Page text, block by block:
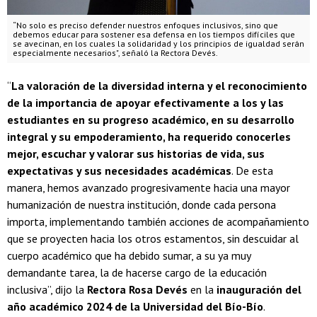
“No solo es preciso defender nuestros enfoques inclusivos, sino que
debemos educar para sostener esa defensa en los tiempos difíciles que
se avecinan, en los cuales la solidaridad y los principios de igualdad serán
especialmente necesarios", señaló la Rectora Devés.
“La valoración de la diversidad interna y el reconocimiento
de la importancia de apoyar efectivamente a los y las
estudiantes en su progreso académico, en su desarrollo
integral y su empoderamiento, ha requerido conocerles
mejor, escuchar y valorar sus historias de vida, sus
expectativas y sus necesidades académicas. De esta
manera, hemos avanzado progresivamente hacia una mayor
humanización de nuestra institución, donde cada persona
importa, implementando también acciones de acompañamiento
que se proyecten hacia los otros estamentos, sin descuidar al
cuerpo académico que ha debido sumar, a su ya muy
demandante tarea, la de hacerse cargo de la educación
inclusiva”, dijo la Rectora Rosa Devés en la inauguración del
año académico 2024 de la Universidad del Bío-Bío.